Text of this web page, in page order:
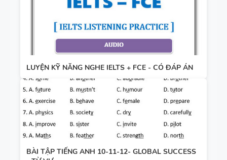
LUYỆN KỸ NĂNG NGHE IELTS + FCE - CÓ ĐÁP ÁN
BÀI TẬP TIẾNG ANH 10-11-12- GLOBAL SUCCESS